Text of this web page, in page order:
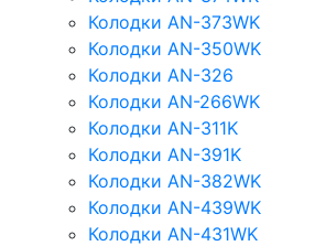
Колодки AN-373WK
Колодки AN-350WK
Колодки AN-326
Колодки AN-266WK
Колодки AN-311K
Колодки AN-391K
Колодки AN-382WK
Колодки AN-439WK
Колодки AN-431WK